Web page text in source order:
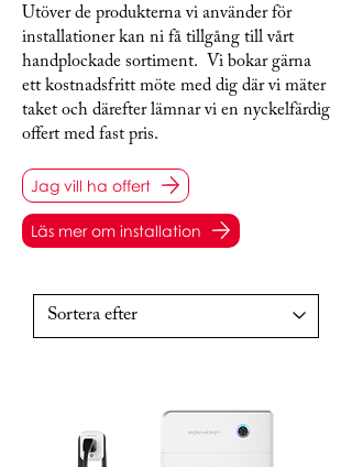
Utöver de produkterna vi använder för
installationer kan ni få tillgång till vårt
handplockade sortiment. Vi bokar gärna
ett kostnadsfritt möte med dig där vi mäter
taket och därefter lämnar vi en nyckelfärdig
offert med fast pris.
Jag vill ha offert
Läs mer om installation